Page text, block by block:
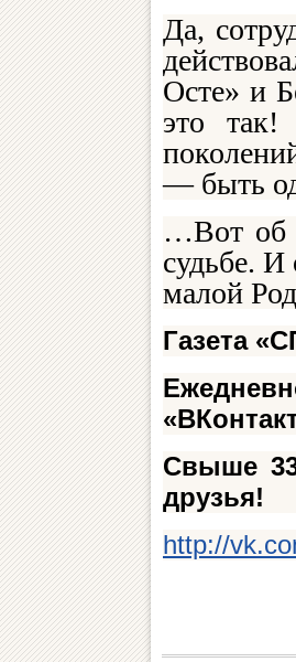
Да,
Осте» и
это
— быть
…Вот об
судьбе. И
малой
Газета
Свыше
друзья!
http://